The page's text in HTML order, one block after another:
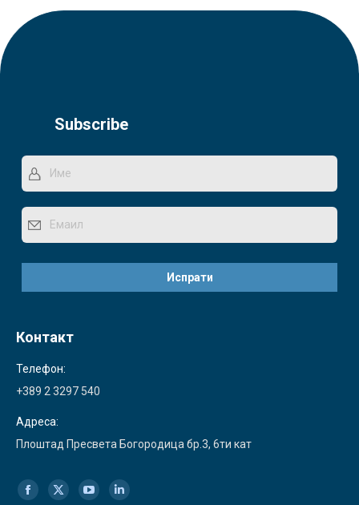
Subscribe
Контакт
Телефон:
+389 2 3297 540
Адреса:
Плоштад Пресвета Богородица бр.3, 6ти кат
Find us on: